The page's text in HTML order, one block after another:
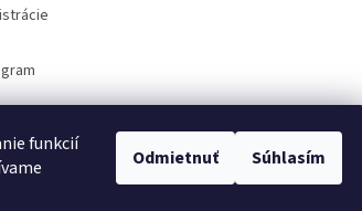
funkcií
Odmietnuť Súhlasím